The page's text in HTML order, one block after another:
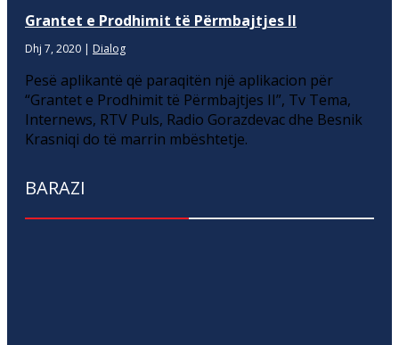
Grantet e Prodhimit të Përmbajtjes II
Dhj 7, 2020 | Dialog
Pesë aplikantë që paraqitën një aplikacion për
“Grantet e Prodhimit të Përmbajtjes II”, Tv Tema,
Internews, RTV Puls, Radio Gorazdevac dhe Besnik
Krasniqi do të marrin mbështetje.
BARAZI